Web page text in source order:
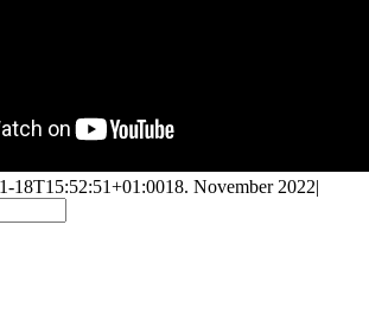
18T15:52:51+01:0018. November 2022|